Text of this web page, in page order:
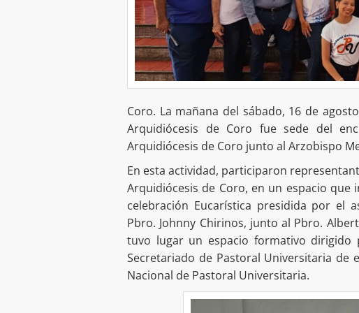
Coro. La mañana del sábado, 16 de
Arquidiócesis de Coro fue sede del
Arquidiócesis de Coro junto al Arzobispo
En esta actividad, participaron
Arquidiócesis de Coro, en un espacio que
celebración Eucarística presidida por el
Pbro. Johnny Chirinos, junto al Pbro.
tuvo lugar un espacio formativo dirigido
Secretariado de Pastoral Universitaria de
Nacional de Pastoral Universitaria.